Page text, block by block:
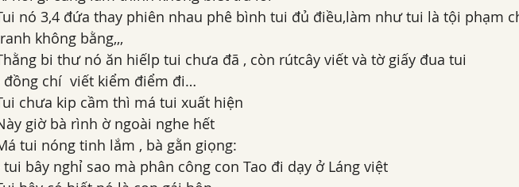
nó 3,4 đứa thay phiên nhau phê bình tui đủ điều,làm như tui là tội phạm
không bằng,,,
bi thư nó ăn hiếlp tui chưa đã , còn rútcây viết và tờ giấy đua tui
đồng chí  viết kiểm điểm đi…
chưa kip cầm thì má tui xuất hiện
giờ bà rình ờ ngoài nghe hết
tui nóng tinh lắm , bà gằn giọng:
tui bây nghỉ sao mà phân công con Tao đi dạy ở Láng việt